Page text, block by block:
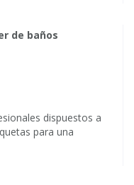
de baños
dispuestos a
para una